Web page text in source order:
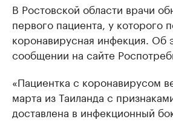
В Ростовской области врачи
первого пациента, у которого
коронавирусная инфекция. Об
сообщении на сайте
«Пациентка с коронавирусом
марта из Таиланда с
доставлена в инфекционный